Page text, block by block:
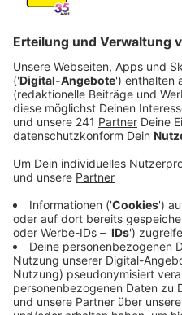
Die Ursache für die
Akut-Warnung für ganz
Dienstagabend
trotzdem noch
Garten zu essen und
99333. Genau so gilt
Ruß verschmutzten
und was in die Luft
bis Ende der Woche
die Polizei die
Dann starten die